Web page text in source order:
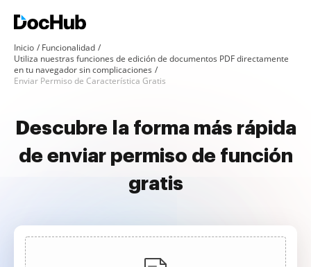
Inicio
Funcionalidad
Utiliza nuestras funciones de edición de documentos PDF directamente
en tu navegador sin complicaciones
Enviar Permiso de Característica Gratis
Descubre la forma más rápida
de enviar permiso de función
gratis